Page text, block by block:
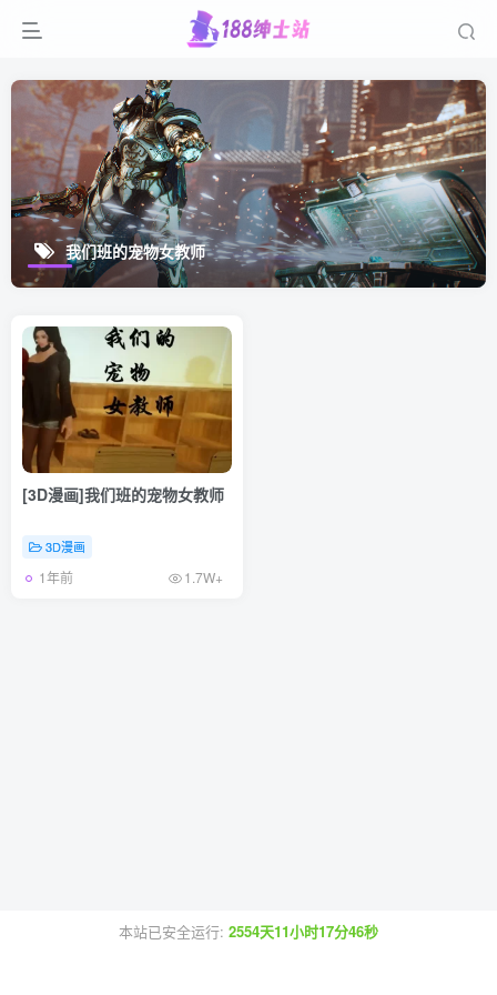
我们班的宠物女教师
[3D漫画]我们班的宠物女教师
3D漫画
1年前 1.7W+
本站已安全运行: 2554天11小时17分46秒